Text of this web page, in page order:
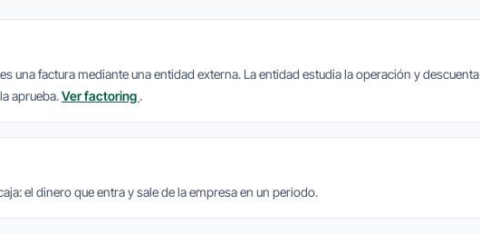
una factura mediante una entidad externa. La entidad estudia la operación y descuenta
aprueba.Ver factoring .
el dinero que entra y sale de la empresa en un periodo.